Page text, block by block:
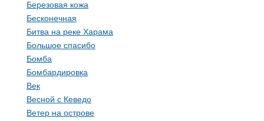
Березовая кожа
Бесконечная
Битва на реке Харама
Большое спасибо
Бомба
Бомбардировка
Век
Весной с Кеведо
Ветер на острове